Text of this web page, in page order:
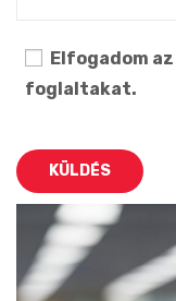
Elfogadom az
foglaltakat.